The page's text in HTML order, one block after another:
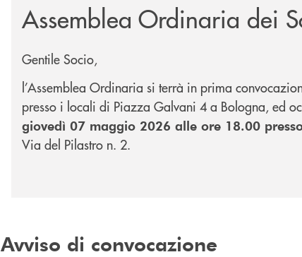
Assemblea Ordinaria dei
Gentile Socio,
l’Assemblea Ordinaria si terrà in prima
presso i locali di Piazza Galvani 4 a Bologna, ed
giovedì 07 maggio 2026 alle ore 18.00
Via del Pilastro n. 2.
Avviso di convocazione